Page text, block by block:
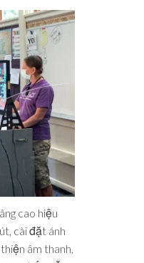
cao hiệu
cài đặt ánh
âm thanh,